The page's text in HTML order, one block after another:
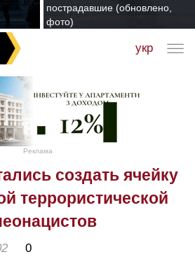
пострадавшие (обновлено,
фото)
укр
Реклама
создать ячейку
террористической
0